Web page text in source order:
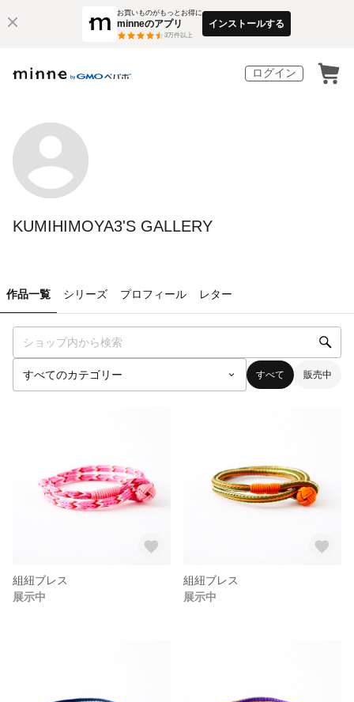
お買いものがもっとお得に
minneのアプリ
3万件以上
インストールする
ログイン
KUMIHIMOYA3'S GALLERY
作品一覧 シリーズ プロフィール レター
すべて 販売中
組紐ブレス
展示中
組紐ブレス
展示中